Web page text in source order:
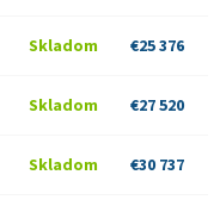
Skladom €25 376
Skladom €27 520
Skladom €30 737